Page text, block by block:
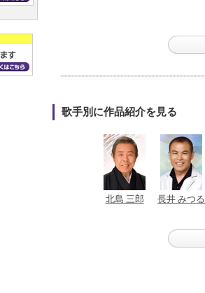
歌手別に作品紹介を見る
北島 三郎 長井 みつる